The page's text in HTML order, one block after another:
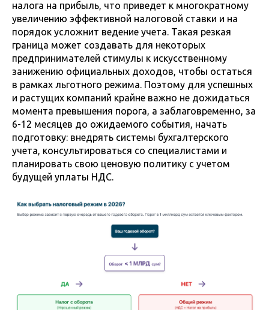
налога на прибыль, что приведет к многократному
увеличению эффективной налоговой ставки и на
порядок усложнит ведение учета. Такая резкая
граница может создавать для некоторых
предпринимателей стимулы к искусственному
занижению официальных доходов, чтобы остаться
в рамках льготного режима. Поэтому для успешных
и растущих компаний крайне важно не дожидаться
момента превышения порога, а заблаговременно, за
6-12 месяцев до ожидаемого события, начать
подготовку: внедрять системы бухгалтерского
учета, консультироваться со специалистами и
планировать свою ценовую политику с учетом
будущей уплаты НДС.